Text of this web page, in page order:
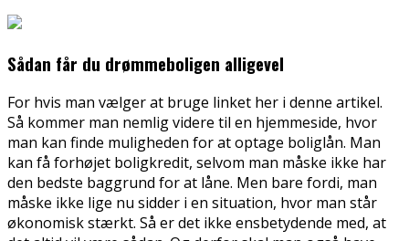
Sådan får du drømmeboligen alligevel
For hvis man vælger at bruge linket her i denne artikel.
Så kommer man nemlig videre til en hjemmeside, hvor
man kan finde muligheden for at optage boliglån. Man
kan få forhøjet boligkredit, selvom man måske ikke har
den bedste baggrund for at låne. Men bare fordi, man
måske ikke lige nu sidder i en situation, hvor man står
økonomisk stærkt. Så er det ikke ensbetydende med, at